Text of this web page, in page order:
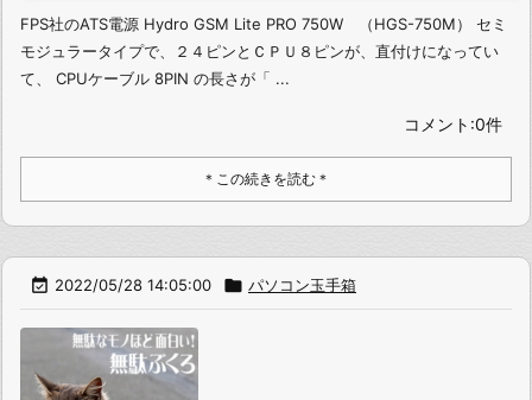
FPS社のATS電源 Hydro GSM Lite PRO 750W （HGS-750M） セミ
モジュラータイプで、２４ピンとＣＰＵ８ピンが、直付けになってい
て、 CPUケーブル 8PIN の長さが「 ...
コメント:0件
＊この続きを読む＊
 2022/05/28 14:05:00  パソコン玉手箱